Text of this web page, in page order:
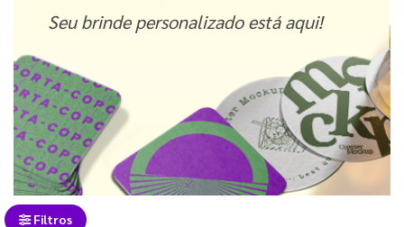
Seu brinde personalizado está aqui!
Filtros